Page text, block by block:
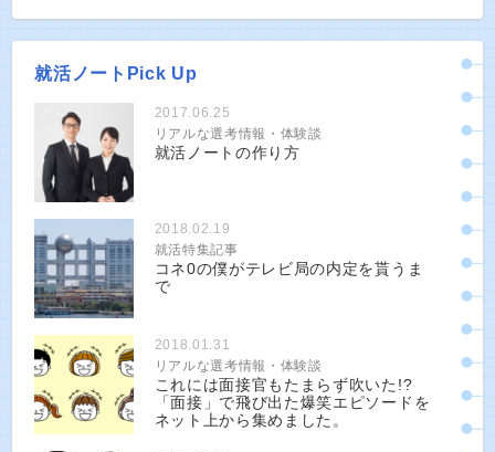
就活ノートPick Up
2017.06.25
リアルな選考情報・体験談
就活ノートの作り方
2018.02.19
就活特集記事
コネ0の僕がテレビ局の内定を貰うま
で
2018.01.31
リアルな選考情報・体験談
これには面接官もたまらず吹いた!?
「面接」で飛び出た爆笑エピソードを
ネット上から集めました。